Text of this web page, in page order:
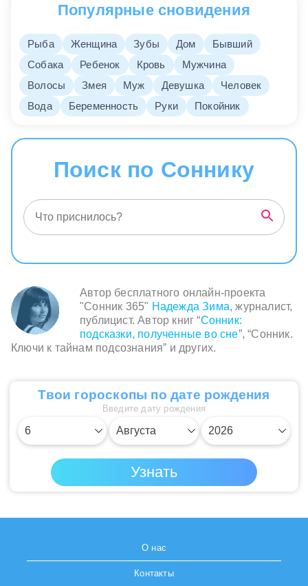
Популярные сновидения
Рыба Женщина Зубы Дом
Бывший
Собака
Ребенок Кровь
Мужчина
Волосы
Змея Муж Девушка
Человек
Вода
Беременность Руки Покойник
Поиск по Соннику
Автор бесплатного онлайн-проекта
"Сонник 365" Надежда Зима, журналист,
публицист. Автор книг “Сонник:
подсказки, полученные во сне”, “Сонник.
Ключи к тайнам подсознания” и других.
Твои гороскопы по дате рождения
Введите дату рождения
О нас
Контакты